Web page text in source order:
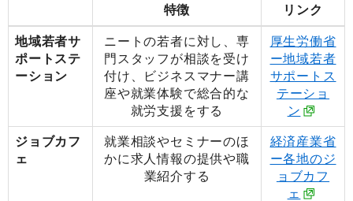
特徴 リンク
地域若者サ
ポートステ
ーション
ニートの若者に対し、専
門スタッフが相談を受け
付け、ビジネスマナー講
座や就業体験で総合的な
就労支援をする
厚生労働省
ー地域若者
サポートス
テーショ
ン
ジョブカフ
ェ
就業相談やセミナーのほ
かに求人情報の提供や職
業紹介する
経済産業省
ー各地のジ
ョブカフ
ェ